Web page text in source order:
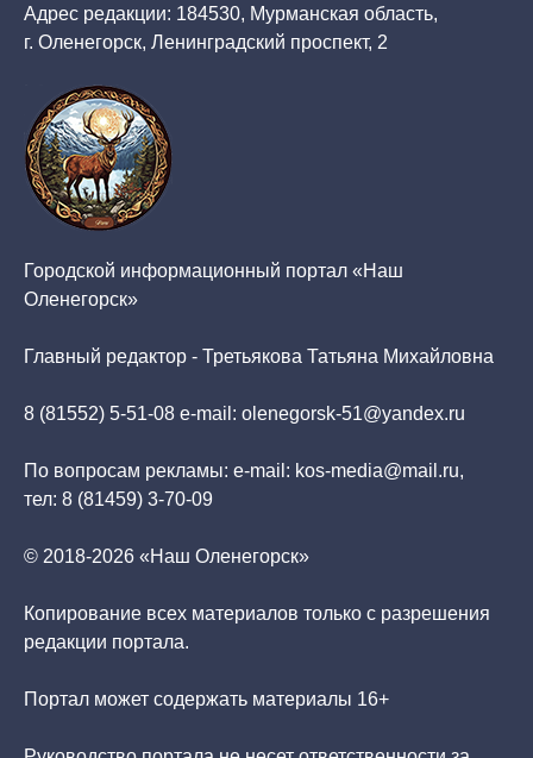
Адрес редакции: 184530, Мурманская область,
г. Оленегорск, Ленинградский проспект, 2
Городской информационный портал «Наш
Оленегорск»
Главный редактор - Третьякова Татьяна Михайловна
8 (81552) 5-51-08 e-mail: olenegorsk-51@yandex.ru
По вопросам рекламы: e-mail: kos-media@mail.ru,
тел: 8 (81459) 3-70-09
© 2018-2026 «Наш Оленегорск»
Копирование всех материалов только с разрешения
редакции портала.
Портал может содержать материалы 16+